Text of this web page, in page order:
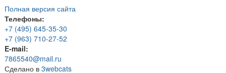
Полная версия сайта
Телефоны:
+7 (495) 645-35-30
+7 (963) 710-27-52
E-mail:
7865540@mail.ru
Сделано в 3webcats